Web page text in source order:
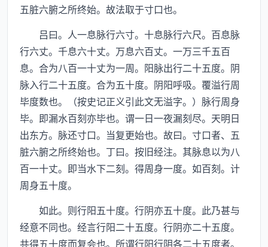
五脏六腑之所终始。故法取于寸口也。
吕曰。人一息脉行六寸。十息脉行六尺。百息脉
行六丈。千息六十丈。万息六百丈。一万三千五百
息。合为八百一十丈为一周。阳脉出行二十五度。阴
脉入行二十五度。合为五十度。阴阳呼吸。覆溢行周
毕度数也。（按史记正义引此文无溢字。）脉行周身
毕。即漏水百刻亦毕也。谓一日一夜漏刻尽。天明日
出东方。脉还寸口。当复更始也。故曰。寸口者、五
脏六腑之所终始也。丁曰。按旧经注。其脉息以为八
百一十丈。即当水下二刻。得周身一度。如百刻。计
周身五十度。
如此。则行阳五十度。行阴亦五十度。此乃甚与
经意不同也。经言行阳二十五度。行阴亦二十五度。
共得五十度而复会也。所谓行阳行阴各二十五度者。